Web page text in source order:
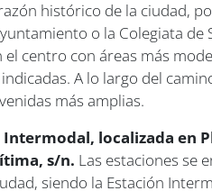
histórico de la ciudad,
o la Colegiata
centro con áreas más
A lo largo del
más amplias.
Intermodal, localizada en
s/n. Las estaciones se
siendo la Estación